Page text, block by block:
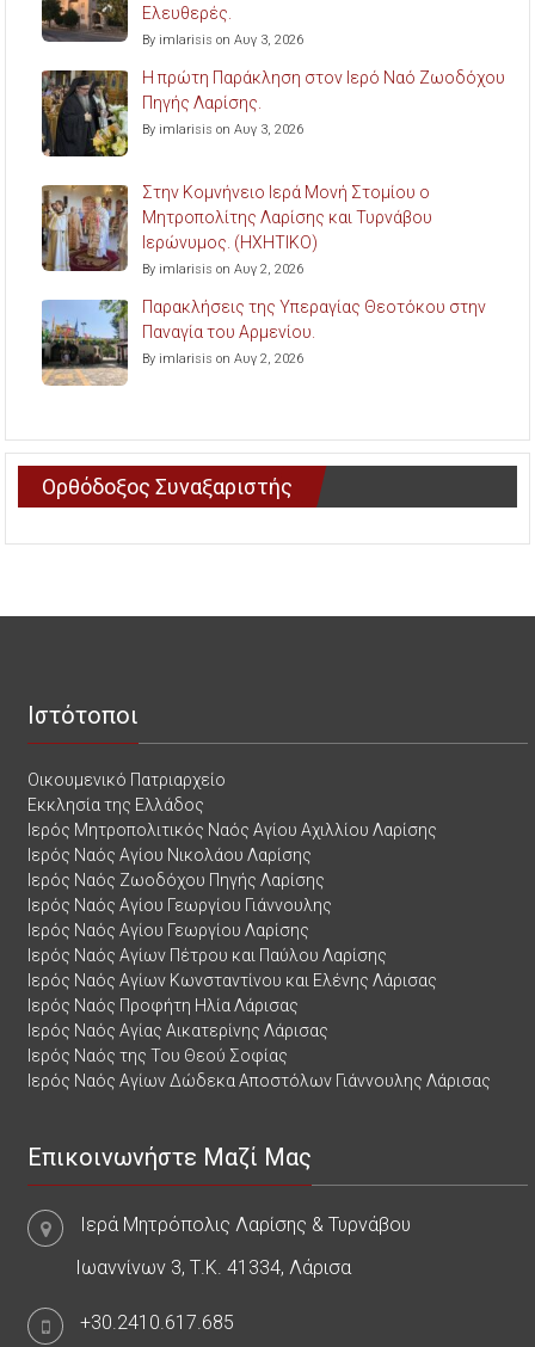
Ελευθερές.
By imlarisis on Αυγ 3, 2026
Η πρώτη Παράκληση στον Ιερό Ναό Ζωοδόχου
Πηγής Λαρίσης.
By imlarisis on Αυγ 3, 2026
Στην Κομνήνειο Ιερά Μονή Στομίου ο
Μητροπολίτης Λαρίσης και Τυρνάβου
Ιερώνυμος. (ΗΧΗΤΙΚΟ)
By imlarisis on Αυγ 2, 2026
Παρακλήσεις της Υπεραγίας Θεοτόκου στην
Παναγία του Αρμενίου.
By imlarisis on Αυγ 2, 2026
Ορθόδοξος Συναξαριστής
Ιστότοποι
Οικουμενικό Πατριαρχείο
Εκκλησία της Ελλάδος
Ιερός Μητροπολιτικός Ναός Αγίου Αχιλλίου Λαρίσης
Ιερός Ναός Αγίου Νικολάου Λαρίσης
Ιερός Ναός Ζωοδόχου Πηγής Λαρίσης
Ιερός Ναός Αγίου Γεωργίου Γιάννουλης
Ιερός Ναός Αγίου Γεωργίου Λαρίσης
Ιερός Ναός Αγίων Πέτρου και Παύλου Λαρίσης
Ιερός Ναός Αγίων Κωνσταντίνου και Ελένης Λάρισας
Ιερός Ναός Προφήτη Ηλία Λάρισας
Ιερός Ναός Αγίας Αικατερίνης Λάρισας
Ιερός Ναός της Του Θεού Σοφίας
Ιερός Ναός Αγίων Δώδεκα Αποστόλων Γιάννουλης Λάρισας
Επικοινωνήστε Μαζί Μας
Ιερά Μητρόπολις Λαρίσης & Τυρνάβου
Ιωαννίνων 3, Τ.Κ. 41334, Λάρισα
+30.2410.617.685